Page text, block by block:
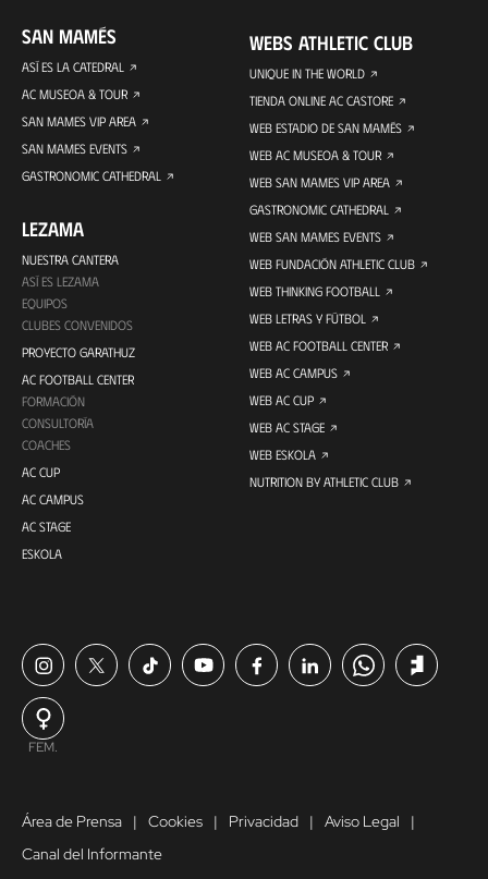
SAN MAMÉS
ASÍ ES LA CATEDRAL
AC MUSEOA & TOUR
SAN MAMES VIP AREA
SAN MAMES EVENTS
GASTRONOMIC CATHEDRAL
LEZAMA
NUESTRA CANTERA
ASÍ ES LEZAMA
EQUIPOS
CLUBES CONVENIDOS
PROYECTO GARATHUZ
AC FOOTBALL CENTER
FORMACIÓN
CONSULTORÍA
COACHES
AC CUP
AC CAMPUS
AC STAGE
ESKOLA
WEBS ATHLETIC CLUB
UNIQUE IN THE WORLD
TIENDA ONLINE AC CASTORE
WEB ESTADIO DE SAN MAMÉS
WEB AC MUSEOA & TOUR
WEB SAN MAMES VIP AREA
GASTRONOMIC CATHEDRAL
WEB SAN MAMES EVENTS
WEB FUNDACIÓN ATHLETIC CLUB
WEB THINKING FOOTBALL
WEB LETRAS Y FÚTBOL
WEB AC FOOTBALL CENTER
WEB AC CAMPUS
WEB AC CUP
WEB AC STAGE
WEB ESKOLA
NUTRITION BY ATHLETIC CLUB
FEM.
Área de Prensa Cookies Privacidad
Aviso Legal
Canal del Informante